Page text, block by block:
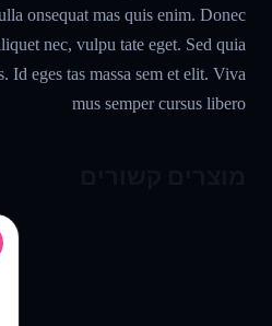
onsequat mas quis enim. Donec
nec, vulpu tate eget. Sed quia
Id eges tas massa sem et elit. Viva
mus semper cursus libero